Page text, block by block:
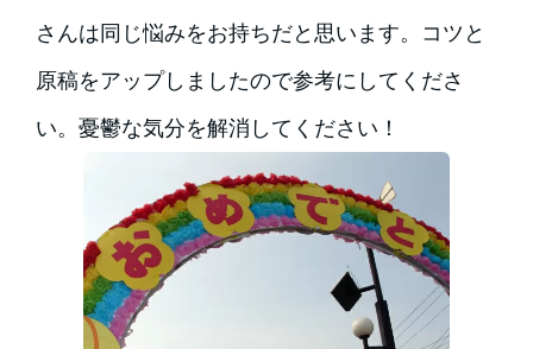
さんは同じ悩みをお持ちだと思います。コツと
原稿をアップしましたので参考にしてくださ
い。憂鬱な気分を解消してください！